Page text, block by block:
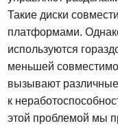
Такие диски
платформами.
используются
меньшей
вызывают
к
этой проблемой мы